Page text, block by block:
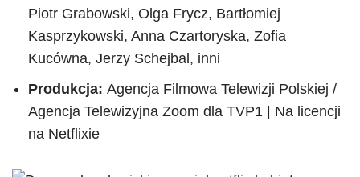
Piotr Grabowski, Olga Frycz, Bartłomiej
Kasprzykowski, Anna Czartoryska, Zofia
Kucówna, Jerzy Schejbal, inni
Produkcja: Agencja Filmowa Telewizji Polskiej /
Agencja Telewizyjna Zoom dla TVP1 | Na licencji
na Netflixie